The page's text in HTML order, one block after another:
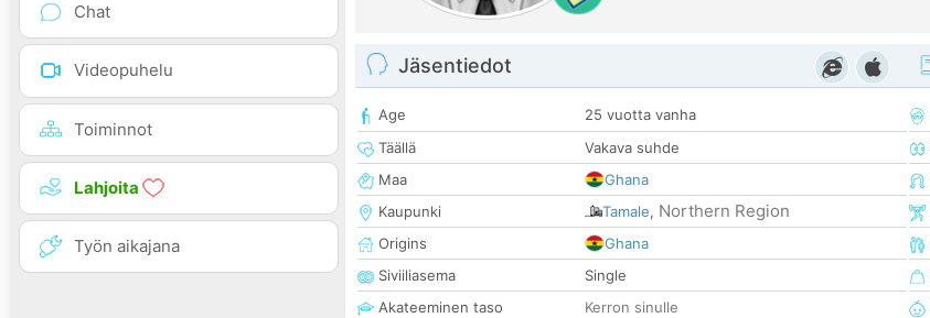
Chat
Videopuhelu
Toiminnot
Lahjoita
Työn aikajana
Jäsentiedot
Age
25 vuotta vanha
Täällä
Vakava suhde
Maa
Ghana
Kaupunki
Tamale, Northern Region
Origins
Ghana
Siviiliasema
Single
Akateeminen taso
Kerron sinulle